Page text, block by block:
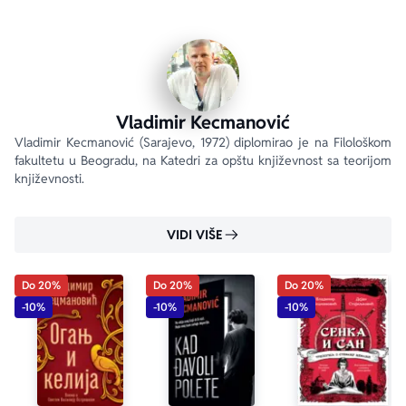
Vladimir Kecmanović
Vladimir Kecmanović (Sarajevo, 1972) diplomirao je na Filološkom
fakultetu u Beogradu, na Katedri za opštu književnost sa teorijom
književnosti.
VIDI VIŠE
Do 20%
-10%
Do 20%
-10%
Do 20%
-10%